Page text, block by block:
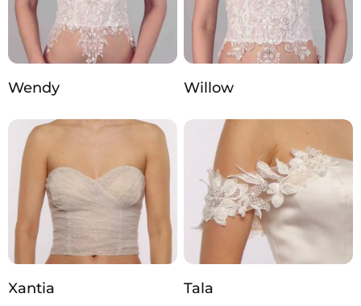
Wendy Willow
Xantia Tala